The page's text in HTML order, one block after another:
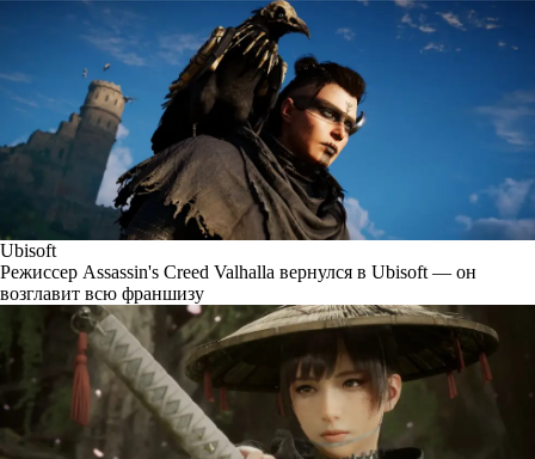
Ubisoft
Режиссер Assassin's Creed Valhalla вернулся в Ubisoft — он
возглавит всю франшизу